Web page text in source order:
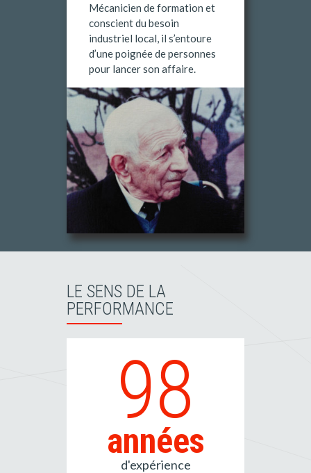
Mécanicien de formation et
conscient du besoin
industriel local, il s’entoure
d’une poignée de personnes
pour lancer son affaire.
LE SENS DE LA
PERFORMANCE
98
années
d'expérience